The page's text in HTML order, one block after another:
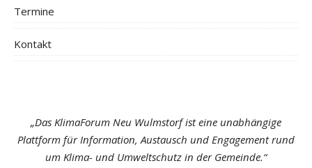
Termine
Kontakt
„Das KlimaForum Neu Wulmstorf ist eine unabhängige
Plattform für Information, Austausch und Engagement rund
um Klima- und Umweltschutz in der Gemeinde.“